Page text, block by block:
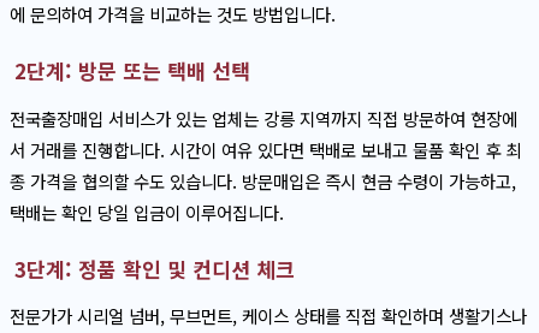
에 문의하여 가격을 비교하는 것도 방법입니다.
2단계: 방문 또는 택배 선택
전국출장매입 서비스가 있는 업체는 강릉 지역까지 직접 방문하여 현장에
서 거래를 진행합니다. 시간이 여유 있다면 택배로 보내고 물품 확인 후 최
종 가격을 협의할 수도 있습니다. 방문매입은 즉시 현금 수령이 가능하고,
택배는 확인 당일 입금이 이루어집니다.
3단계: 정품 확인 및 컨디션 체크
전문가가 시리얼 넘버, 무브먼트, 케이스 상태를 직접 확인하며 생활기스나